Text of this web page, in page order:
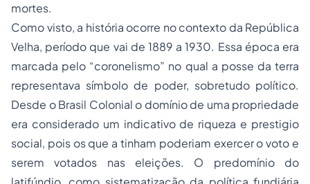
mortes.
Como visto, a história ocorre no contexto da República
Velha, período que vai de 1889 a 1930. Essa época era
marcada pelo “coronelismo” no qual a posse da terra
representava símbolo de poder, sobretudo político.
Desde o Brasil Colonial o domínio de uma propriedade
era considerado um indicativo de riqueza e prestigio
social, pois os que a tinham poderiam exercer o voto e
serem votados nas eleições. O predomínio do